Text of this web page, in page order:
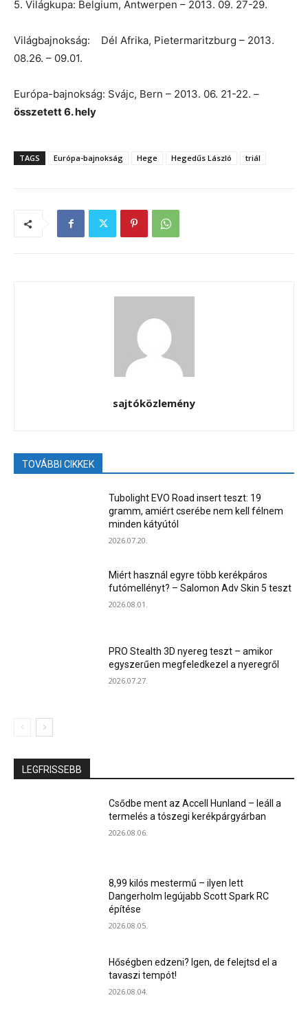
5. Világkupa: Belgium, Antwerpen – 2013. 09. 27-29.
Világbajnokság: Dél Afrika, Pietermaritzburg – 2013.
08.26. – 09.01.
Európa-bajnokság: Svájc, Bern – 2013. 06. 21-22. –
összetett 6. hely
TAGS Európa-bajnokság Hege Hegedűs László triál
sajtóközlemény
TOVÁBBI CIKKEK
Tubolight EVO Road insert teszt: 19
gramm, amiért cserébe nem kell félnem
minden kátyútól
2026.07.20.
Miért használ egyre több kerékpáros
futómellényt? – Salomon Adv Skin 5 teszt
2026.08.01.
PRO Stealth 3D nyereg teszt – amikor
egyszerűen megfeledkezel a nyeregről
2026.07.27.
LEGFRISSEBB
Csődbe ment az Accell Hunland – leáll a
termelés a tószegi kerékpárgyárban
2026.08.06.
8,99 kilós mestermű – ilyen lett
Dangerholm legújabb Scott Spark RC
építése
2026.08.05.
Hőségben edzeni? Igen, de felejtsd el a
tavaszi tempót!
2026.08.04.